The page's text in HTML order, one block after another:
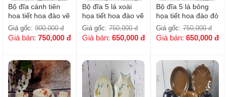
Bộ đĩa cánh tiên
hoa tiết hoa đào vẽ
tay cao cấp Bát
Tràng
Giá gốc: 900,000 đ
Giá bán: 750,000 đ
Bộ đĩa 5 lá xoài
họa tiết hoa đào vẽ
tay
Giá gốc:750,000 đ
Giá bán: 650,000 đ
Bộ đĩa 5 lá bỏng
họa tiết hoa đào đỏ
vẽ tay cao cấp Bát
Tràng
Giá gốc:750,000 đ
Giá bán: 650,000 đ